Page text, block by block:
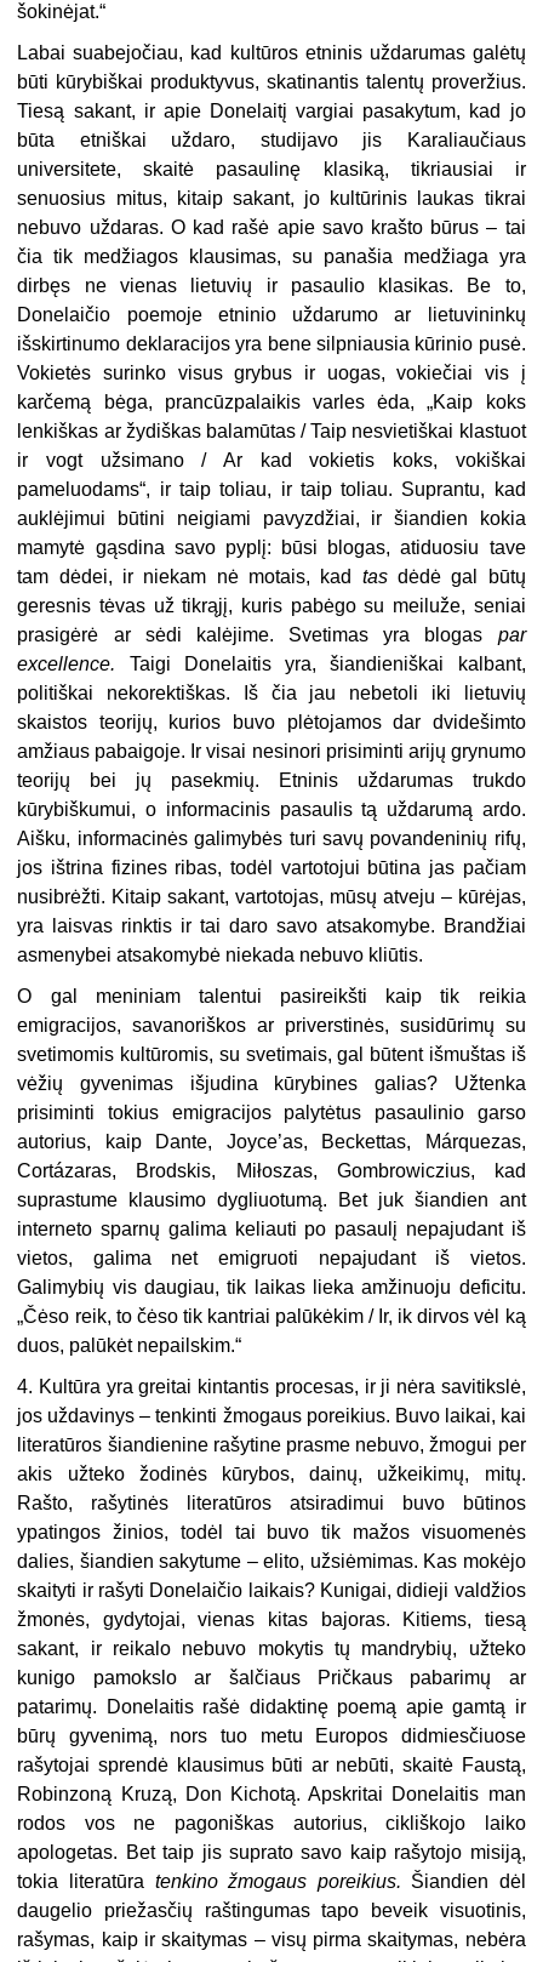
šokinėjat.“
Labai suabejočiau, kad kultūros etninis uždarumas galėtų
būti kūrybiškai produktyvus, skatinantis talentų proveržius.
Tiesą sakant, ir apie Donelaitį vargiai pasakytum, kad jo
būta etniškai uždaro, studijavo jis Karaliaučiaus
universitete, skaitė pasaulinę klasiką, tikriausiai ir
senuosius mitus, kitaip sakant, jo kultūrinis laukas tikrai
nebuvo uždaras. O kad rašė apie savo krašto būrus – tai
čia tik medžiagos klausimas, su panašia medžiaga yra
dirbęs ne vienas lietuvių ir pasaulio klasikas. Be to,
Donelaičio poemoje etninio uždarumo ar lietuvininkų
išskirtinumo deklaracijos yra bene silpniausia kūrinio pusė.
Vokietės surinko visus grybus ir uogas, vokiečiai vis į
karčemą bėga, prancūzpalaikis varles ėda, „Kaip koks
lenkiškas ar žydiškas balamūtas / Taip nesvietiškai klastuot
ir vogt užsimano / Ar kad vokietis koks, vokiškai
pameluodams“, ir taip toliau, ir taip toliau. Suprantu, kad
auklėjimui būtini neigiami pavyzdžiai, ir šiandien kokia
mamytė gąsdina savo pyplį: būsi blogas, atiduosiu tave
tam dėdei, ir niekam nė motais, kad tasdėdė gal būtų
geresnis tėvas už tikrąjį, kuris pabėgo su meiluže, seniai
prasigėrė ar sėdi kalėjime. Svetimas yra blogas par
excellence. Taigi Donelaitis yra, šiandieniškai kalbant,
politiškai nekorektiškas. Iš čia jau nebetoli iki lietuvių
skaistos teorijų, kurios buvo plėtojamos dar dvidešimto
amžiaus pabaigoje. Ir visai nesinori prisiminti arijų grynumo
teorijų bei jų pasekmių. Etninis uždarumas trukdo
kūrybiškumui, o informacinis pasaulis tą uždarumą ardo.
Aišku, informacinės galimybės turi savų povandeninių rifų,
jos ištrina fizines ribas, todėl vartotojui būtina jas pačiam
nusibrėžti. Kitaip sakant, vartotojas, mūsų atveju – kūrėjas,
yra laisvas rinktis ir tai daro savo atsakomybe. Brandžiai
asmenybei atsakomybė niekada nebuvo kliūtis.
O gal meniniam talentui pasireikšti kaip tik reikia
emigracijos, savanoriškos ar priverstinės, susidūrimų su
svetimomis kultūromis, su svetimais, gal būtent išmuštas iš
vėžių gyvenimas išjudina kūrybines galias? Užtenka
prisiminti tokius emigracijos palytėtus pasaulinio garso
autorius, kaip Dante, Joyce’as, Beckettas, Márquezas,
Cortázaras, Brodskis, Miłoszas, Gombrowiczius, kad
suprastume klausimo dygliuotumą. Bet juk šiandien ant
interneto sparnų galima keliauti po pasaulį nepajudant iš
vietos, galima net emigruoti nepajudant iš vietos.
Galimybių vis daugiau, tik laikas lieka amžinuoju deficitu.
„Čėso reik, to čėso tik kantriai palūkėkim / Ir, ik dirvos vėl ką
duos, palūkėt nepailskim.“
4. Kultūra yra greitai kintantis procesas, ir ji nėra savitikslė,
jos uždavinys – tenkinti žmogaus poreikius. Buvo laikai, kai
literatūros šiandienine rašytine prasme nebuvo, žmogui per
akis užteko žodinės kūrybos, dainų, užkeikimų, mitų.
Rašto, rašytinės literatūros atsiradimui buvo būtinos
ypatingos žinios, todėl tai buvo tik mažos visuomenės
dalies, šiandien sakytume – elito, užsiėmimas. Kas mokėjo
skaityti ir rašyti Donelaičio laikais? Kunigai, didieji valdžios
žmonės, gydytojai, vienas kitas bajoras. Kitiems, tiesą
sakant, ir reikalo nebuvo mokytis tų mandrybių, užteko
kunigo pamokslo ar šalčiaus Pričkaus pabarimų ar
patarimų. Donelaitis rašė didaktinę poemą apie gamtą ir
būrų gyvenimą, nors tuo metu Europos didmiesčiuose
rašytojai sprendė klausimus būti ar nebūti, skaitė Faustą,
Robinzoną Kruzą, Don Kichotą. Apskritai Donelaitis man
rodos vos ne pagoniškas autorius, cikliškojo laiko
apologetas. Bet taip jis suprato savo kaip rašytojo misiją,
tokia literatūra tenkino žmogaus poreikius. Šiandien dėl
daugelio priežasčių raštingumas tapo beveik visuotinis,
rašymas, kaip ir skaitymas – visų pirma skaitymas, nebėra